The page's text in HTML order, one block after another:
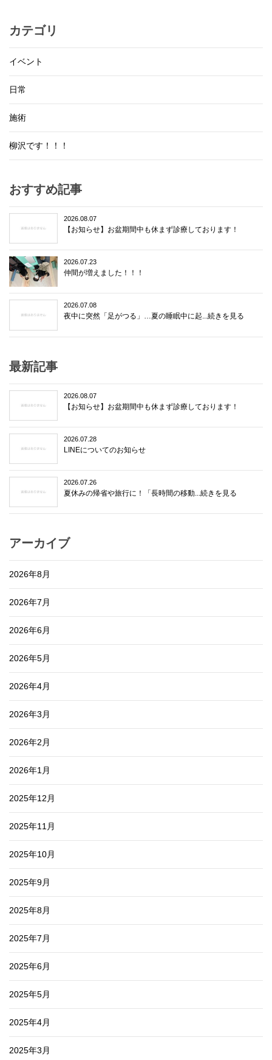
カテゴリ
イベント
日常
施術
柳沢です！！！
おすすめ記事
2026.08.07
【お知らせ】お盆期間中も休まず診療しております！
2026.07.23
仲間が増えました！！！
2026.07.08
夜中に突然「足がつる」…夏の睡眠中に起...続きを見る
最新記事
2026.08.07
【お知らせ】お盆期間中も休まず診療しております！
2026.07.28
LINEについてのお知らせ
2026.07.26
夏休みの帰省や旅行に！「長時間の移動...続きを見る
アーカイブ
2026年8月
2026年7月
2026年6月
2026年5月
2026年4月
2026年3月
2026年2月
2026年1月
2025年12月
2025年11月
2025年10月
2025年9月
2025年8月
2025年7月
2025年6月
2025年5月
2025年4月
2025年3月